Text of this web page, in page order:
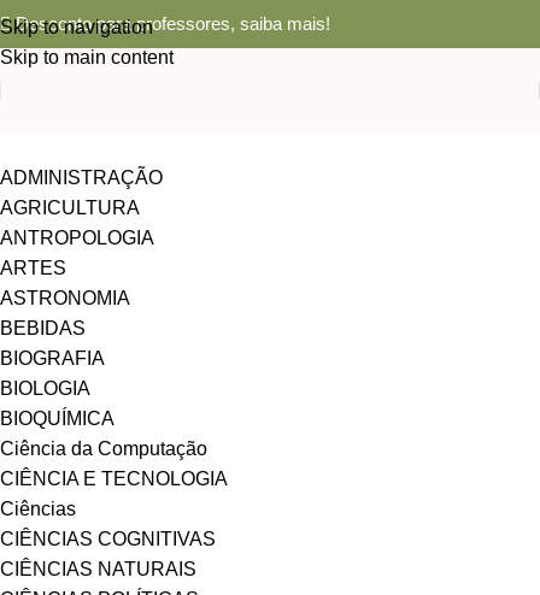
Skip to navigation
Skip to main content
Desconto para professores, saiba mais!
ADMINISTRAÇÃO
AGRICULTURA
ANTROPOLOGIA
ARTES
ASTRONOMIA
BEBIDAS
BIOGRAFIA
BIOLOGIA
BIOQUÍMICA
Ciência da Computação
CIÊNCIA E TECNOLOGIA
Ciências
CIÊNCIAS COGNITIVAS
CIÊNCIAS NATURAIS